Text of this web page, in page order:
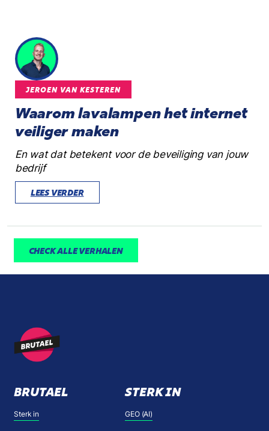
JEROEN VAN KESTEREN
Waarom lavalampen het internet
veiliger maken
En wat dat betekent voor de beveiliging van jouw
bedrijf
LEES VERDER
CHECK ALLE VERHALEN
BRUTAEL
Sterk in
STERK IN
GEO (AI)